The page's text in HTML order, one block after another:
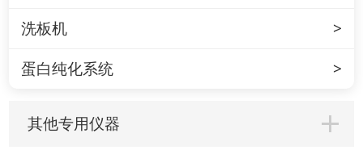
洗板机
蛋白纯化系统
其他专用仪器